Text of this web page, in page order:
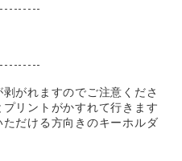
がれますのでご注意くださ
リントがかすれて行きます
だける方向きのキーホルダ